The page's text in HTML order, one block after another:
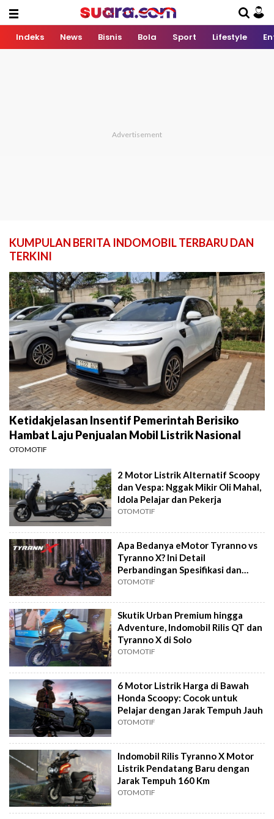
Indeks News Bisnis Bola Sport Lifestyle
KUMPULAN BERITA INDOMOBIL TERBARU DAN
TERKINI
Ketidakjelasan Insentif Pemerintah Berisiko
Hambat Laju Penjualan Mobil Listrik Nasional
OTOMOTIF
2 Motor Listrik Alternatif Scoopy
dan Vespa: Nggak Mikir Oli Mahal,
Idola Pelajar dan Pekerja
OTOMOTIF
Apa Bedanya eMotor Tyranno vs
Tyranno X? Ini Detail
Perbandingan Spesifikasi dan
Harganya
OTOMOTIF
Skutik Urban Premium hingga
Adventure, Indomobil Rilis QT dan
Tyranno X di Solo
OTOMOTIF
6 Motor Listrik Harga di Bawah
Honda Scoopy: Cocok untuk
Pelajar dengan Jarak Tempuh Jauh
OTOMOTIF
Indomobil Rilis Tyranno X Motor
Listrik Pendatang Baru dengan
Jarak Tempuh 160 Km
OTOMOTIF